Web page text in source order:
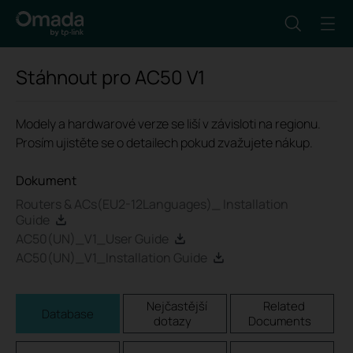
Stáhnout pro AC50 V1
Modely a hardwarové verze se liší v závisloti na regionu.
Prosím ujistěte se o detailech pokud zvažujete nákup.
Dokument
Routers & ACs(EU2-12Languages)_ Installation
Guide
AC50(UN)_V1_User Guide
AC50(UN)_V1_Installation Guide
Database
Nejčastější
dotazy
Related
Documents